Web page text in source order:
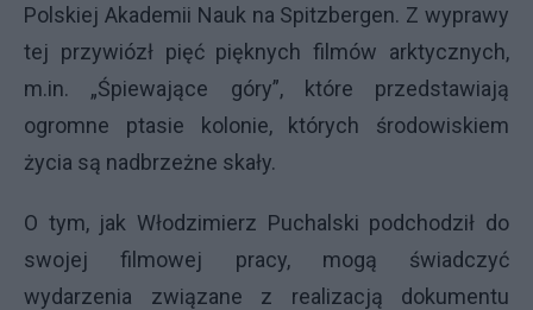
Polskiej Akademii Nauk na Spitzbergen. Z wyprawy
tej przywiózł pięć pięknych filmów arktycznych,
m.in. „Śpiewające góry”, które przedstawiają
ogromne ptasie kolonie, których środowiskiem
życia są nadbrzeżne skały.
O tym, jak Włodzimierz Puchalski podchodził do
swojej filmowej pracy, mogą świadczyć
wydarzenia związane z realizacją dokumentu